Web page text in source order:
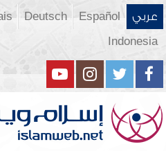
عربي Español
Deutsch
Indonesia